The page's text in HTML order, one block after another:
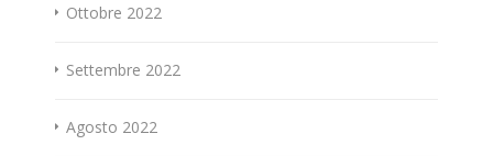
Ottobre 2022
Settembre 2022
Agosto 2022